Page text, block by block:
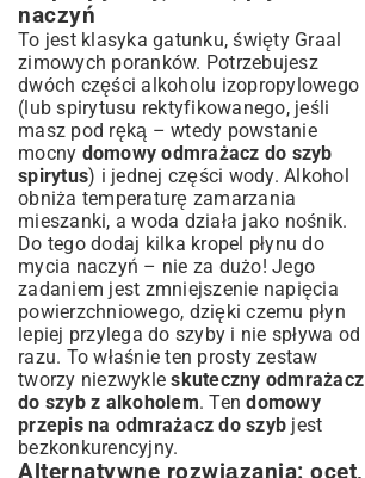
naczyń
To jest klasyka gatunku, święty Graal
zimowych poranków. Potrzebujesz
dwóch części alkoholu izopropylowego
(lub spirytusu rektyfikowanego, jeśli
masz pod ręką – wtedy powstanie
mocny domowy odmrażacz do szyb
spirytus) i jednej części wody. Alkohol
obniża temperaturę zamarzania
mieszanki, a woda działa jako nośnik.
Do tego dodaj kilka kropel płynu do
mycia naczyń – nie za dużo! Jego
zadaniem jest zmniejszenie napięcia
powierzchniowego, dzięki czemu płyn
lepiej przylega do szyby i nie spływa od
razu. To właśnie ten prosty zestaw
tworzy niezwykleskuteczny odmrażacz
do szyb z alkoholem. Tendomowy
przepis na odmrażacz do szyb jest
bezkonkurencyjny.
Alternatywne rozwiązania: ocet,